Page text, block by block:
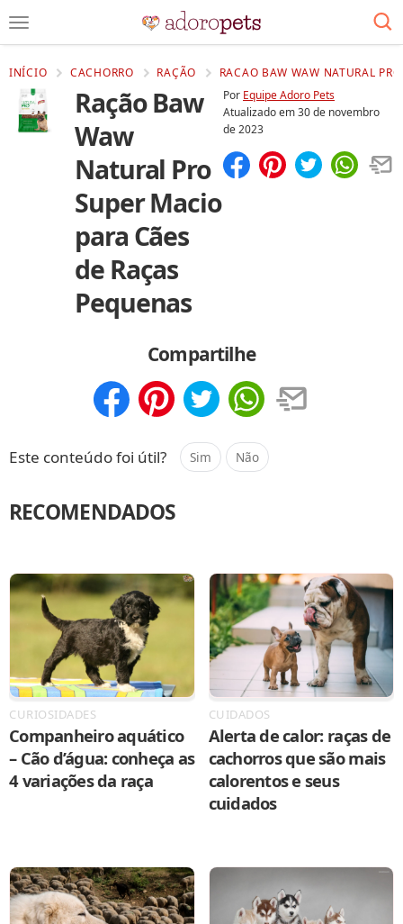
INÍCIO CACHORRO RAÇÃO RACAO BAW WAW NATURAL
Ração Baw
Waw
Natural Pro
Super Macio
para Cães
de Raças
Pequenas
Por Equipe Adoro Pets
Atualizado em30 de novembro
de 2023
Compartilhe
Este conteúdo foi útil? Sim Não
RECOMENDADOS
CURIOSIDADES
Companheiro aquático
– Cão d’água: conheça as
4 variações da raça
CUIDADOS
Alerta de calor: raças de
cachorros que são mais
calorentos e seus
cuidados